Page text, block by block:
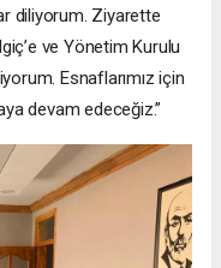
diliyorum. Ziyarette
ve Yönetim Kurulu
Esnaflarımız için
devam edeceğiz.”